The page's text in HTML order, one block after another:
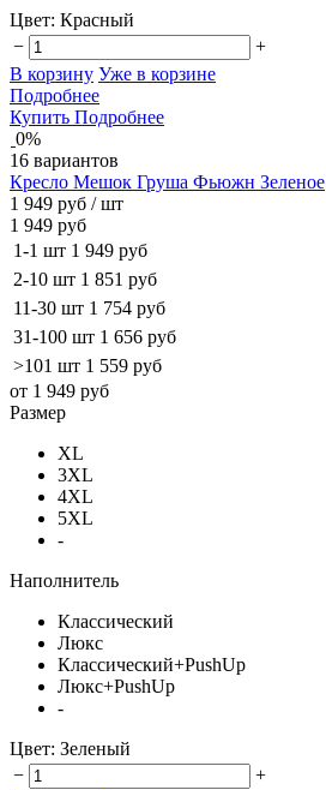
Цвет: Красный
−
+
В корзину Уже в корзине
Подробнее
Купить Подробнее
0%
16 вариантов
Кресло Мешок Груша Фьюжн Зеленое
1 949 руб / шт
1 949 руб
1-1 шт 1 949 руб
2-10 шт 1 851 руб
11-30 шт 1 754 руб
31-100 шт 1 656 руб
>101 шт 1 559 руб
от 1 949 руб
Размер
XL
3XL
4XL
5XL
-
Наполнитель
Классический
Люкс
Классический+PushUp
Люкс+PushUp
-
Цвет: Зеленый
−
+